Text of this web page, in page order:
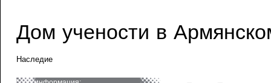
Дом учености в
Наследие